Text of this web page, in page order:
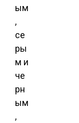
ым
,
се
ры
м и
че
рн
ым
,